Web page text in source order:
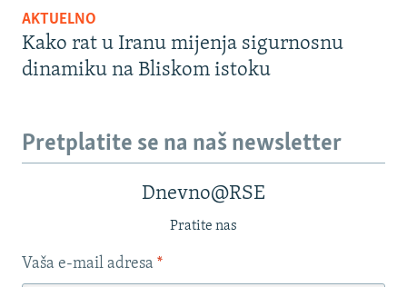
AKTUELNO
Kako rat u Iranu mijenja sigurnosnu
dinamiku na Bliskom istoku
Pretplatite se na naš newsletter
Dnevno@RSE
Pratite nas
Vaša e-mail adresa *